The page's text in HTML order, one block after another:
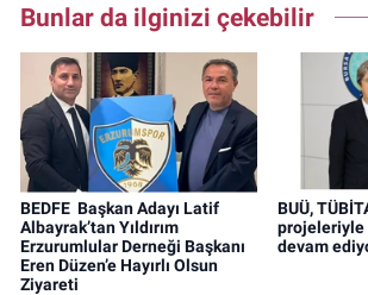
Bunlar da ilginizi çekebilir
BEDFE Başkan Adayı Latif
Albayrak’tan Yıldırım
Erzurumlular Derneği Başkanı
Eren Düzen’e Hayırlı Olsun
Ziyareti
BUÜ,
projeleriyle
devam